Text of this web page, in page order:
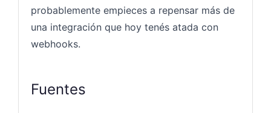
probablemente empieces a repensar más de
una integración que hoy tenés atada con
webhooks.
Fuentes